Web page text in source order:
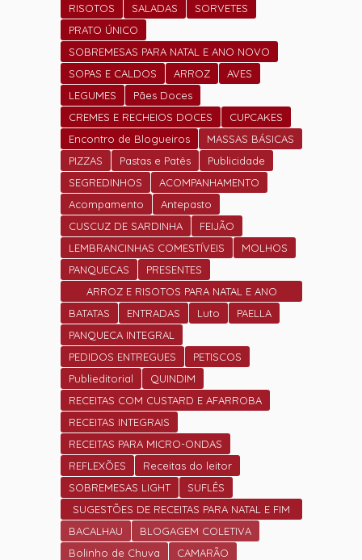
RISOTOS
SALADAS
SORVETES
PRATO ÚNICO
SOBREMESAS PARA NATAL E ANO NOVO
SOPAS E CALDOS
ARROZ
AVES
LEGUMES
Pães Doces
CREMES E RECHEIOS DOCES
CUPCAKES
Encontro de Blogueiros
MASSAS BÁSICAS
PIZZAS
Pastas e Patês
Publicidade
SEGREDINHOS
ACOMPANHAMENTO
Acompamento
Antepasto
CUSCUZ DE SARDINHA
FEIJÃO
LEMBRANCINHAS COMESTÍVEIS
MOLHOS
PANQUECAS
PRESENTES
ARROZ E RISOTOS PARA NATAL E ANO
NOVO
BATATAS ENTRADAS Luto
PAELLA
PANQUECA INTEGRAL
PEDIDOS ENTREGUES
PETISCOS
Publieditorial
QUINDIM
RECEITAS COM CUSTARD E AFARROBA
RECEITAS INTEGRAIS
RECEITAS PARA MICRO-ONDAS
REFLEXÕES
Receitas do leitor
SOBREMESAS LIGHT
SUFLÊS
SUGESTÕES DE RECEITAS PARA NATAL E FIM
DE ANO.
BACALHAU
BLOGAGEM COLETIVA
Bolinho de Chuva
CAMARÃO